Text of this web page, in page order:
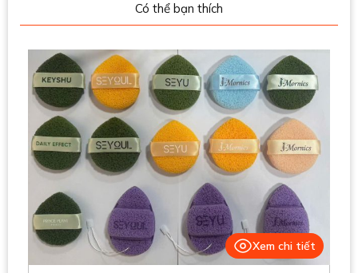
Có thể bạn thích
Xem chi tiết